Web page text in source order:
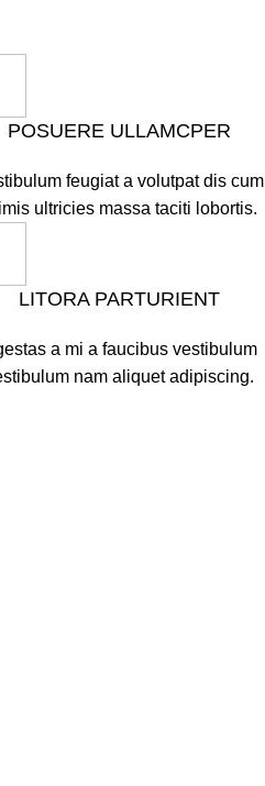
POSUERE ULLAMCPER
feugiat a volutpat dis cum
ultricies massa taciti lobortis.
LITORA PARTURIENT
a mi a faucibus vestibulum
nam aliquet adipiscing.